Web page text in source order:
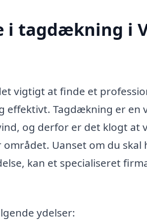
i tagdækning i
vigtigt at finde et
effektivt. Tagdækning er en
og derfor er det klogt at
Uanset om du skal
kan et specialiseret
ydelser: